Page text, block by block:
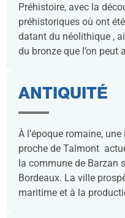
Préhistoire, avec la
préhistoriques où ont
datant du néolithique ,
du bronze que l’on peut
ANTIQUITÉ
À l’époque romaine,
proche de Talmont
la commune de Barzan
Bordeaux. La ville
maritime et à la